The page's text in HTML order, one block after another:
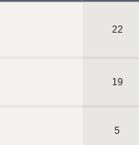
22
19
5